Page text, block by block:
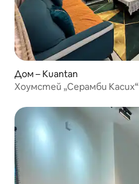
Дом – Kuantan
Хоумстей „Серамби Касих“